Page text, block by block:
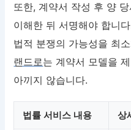
또한, 계약서 작성 후 양
이해한 뒤 서명해야 합니
법적 분쟁의 가능성을 최
랜드로는 계약서 모델을
아끼지 않습니다.
법률 서비스 내용 상